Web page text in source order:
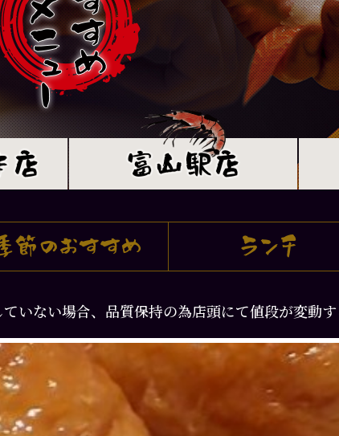
いない場合、品質保持の為店頭にて値段が変動す